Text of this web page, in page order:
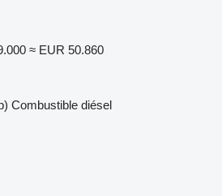
≈ EUR 50.860
Combustible diésel